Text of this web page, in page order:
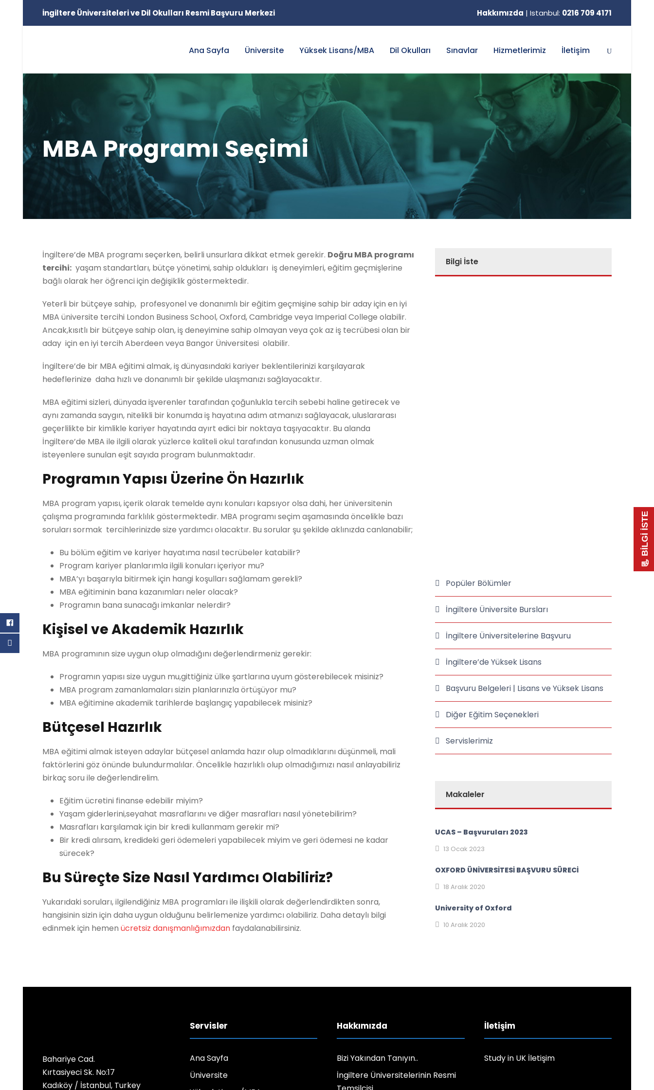
İngiltere Üniversiteleri ve Dil Okulları Resmi Başvuru Merkezi Hakkımızda | Istanbul: 0216 709 4171
Ana Sayfa Üniversite Yüksek Lisans/MBA Dil Okulları Sınavlar Hizmetlerimiz İletişim
MBA Programı Seçimi
İngiltere’de MBA programı seçerken, belirli unsurlara dikkat etmek gerekir. Doğru MBA programı
tercihi: yaşam standartları, bütçe yönetimi, sahip oldukları iş deneyimleri, eğitim geçmişlerine
bağlı olarak her öğrenci için değişiklik göstermektedir.
Yeterli bir bütçeye sahip, profesyonel ve donanımlı bir eğitim geçmişine sahip bir aday için en iyi
MBA üniversite tercihi London Business School, Oxford, Cambridge veya Imperial College olabilir.
Ancak,kısıtlı bir bütçeye sahip olan, iş deneyimine sahip olmayan veya çok az iş tecrübesi olan bir
aday için en iyi tercih Aberdeen veya Bangor Üniversitesi olabilir.
İngiltere’de bir MBA eğitimi almak, iş dünyasındaki kariyer beklentilerinizi karşılayarak
hedeflerinize daha hızlı ve donanımlı bir şekilde ulaşmanızı sağlayacaktır.
MBA eğitimi sizleri, dünyada işverenler tarafından çoğunlukla tercih sebebi haline getirecek ve
aynı zamanda saygın, nitelikli bir konumda iş hayatına adım atmanızı sağlayacak, uluslararası
geçerlilikte bir kimlikle kariyer hayatında ayırt edici bir noktaya taşıyacaktır. Bu alanda
İngiltere’de MBA ile ilgili olarak yüzlerce kaliteli okul tarafından konusunda uzman olmak
isteyenlere sunulan eşit sayıda program bulunmaktadır.
Programın Yapısı Üzerine Ön Hazırlık
MBA program yapısı, içerik olarak temelde aynı konuları kapsıyor olsa dahi, her üniversitenin
çalışma programında farklılık göstermektedir. MBA programı seçim aşamasında öncelikle bazı
soruları sormak tercihlerinizde size yardımcı olacaktır. Bu sorular şu şekilde aklınızda canlanabilir;
Bu bölüm eğitim ve kariyer hayatıma nasıl tecrübeler katabilir?
Program kariyer planlarımla ilgili konuları içeriyor mu?
MBA’yı başarıyla bitirmek için hangi koşulları sağlamam gerekli?
MBA eğitiminin bana kazanımları neler olacak?
Programın bana sunacağı imkanlar nelerdir?
Kişisel ve Akademik Hazırlık
MBA programının size uygun olup olmadığını değerlendirmeniz gerekir:
Programın yapısı size uygun mu,gittiğiniz ülke şartlarına uyum gösterebilecek misiniz?
MBA program zamanlamaları sizin planlarınızla örtüşüyor mu?
MBA eğitimine akademik tarihlerde başlangıç yapabilecek misiniz?
Bütçesel Hazırlık
MBA eğitimi almak isteyen adaylar bütçesel anlamda hazır olup olmadıklarını düşünmeli, mali
faktörlerini göz önünde bulundurmalılar. Öncelikle hazırlıklı olup olmadığımızı nasıl anlayabiliriz
birkaç soru ile değerlendirelim.
Eğitim ücretini finanse edebilir miyim?
Yaşam giderlerini,seyahat masraflarını ve diğer masrafları nasıl yönetebilirim?
Masrafları karşılamak için bir kredi kullanmam gerekir mi?
Bir kredi alırsam, kredideki geri ödemeleri yapabilecek miyim ve geri ödemesi ne kadar
sürecek?
Bu Süreçte Size Nasıl Yardımcı Olabiliriz?
Yukarıdaki soruları, ilgilendiğiniz MBA programları ile ilişkili olarak değerlendirdikten sonra,
hangisinin sizin için daha uygun olduğunu belirlemenize yardımcı olabiliriz. Daha detaylı bilgi
edinmek için hemen ücretsiz danışmanlığımızdan faydalanabilirsiniz.
Bilgi İste
Popüler Bölümler
İngiltere Üniversite Bursları
İngiltere Üniversitelerine Başvuru
İngiltere’de Yüksek Lisans
Başvuru Belgeleri | Lisans ve Yüksek Lisans
Diğer Eğitim Seçenekleri
Servislerimiz
Makaleler
UCAS – Başvuruları 2023
13 Ocak 2023
OXFORD ÜNİVERSİTESİ BAŞVURU SÜRECİ
18 Aralık 2020
University of Oxford
10 Aralık 2020
Bahariye Cad.
Kırtasiyeci Sk. No:17
Kadıköy / İstanbul, Turkey
Servisler
Ana Sayfa
Üniversite
Hakkımızda
Bizi Yakından Tanıyın..
İngiltere Üniversitelerinin Resmi
İletişim
Study in UK İletişim
📃 BİLGİ İSTE